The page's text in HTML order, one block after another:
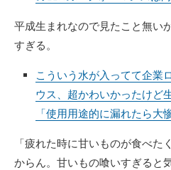
平成生まれなので見たこと無い
すぎる。
こういう水が入ってて企業
ウス、超かわいかったけど
「使用用途的に漏れたら大
「疲れた時に甘いものが食べ
からん。甘いもの喰いすぎると